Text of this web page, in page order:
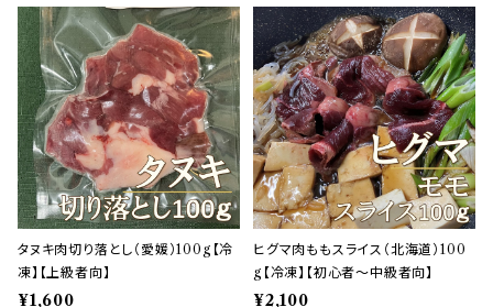
タヌキ肉切り落とし（愛媛）100g【冷
凍】【上級者向】
¥1,600
ヒグマ肉ももスライス（北海道）100
g【冷凍】【初心者～中級者向】
¥2,100